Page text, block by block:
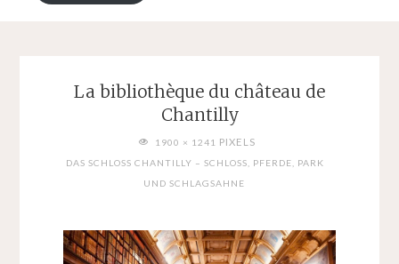
La bibliothèque du château de
Chantilly
FULL1900 × 1241 PIXELS
DAS SCHLOSS CHANTILLY – SCHLOSS, PFERDE, PARK
UND SCHLAGSAHNE